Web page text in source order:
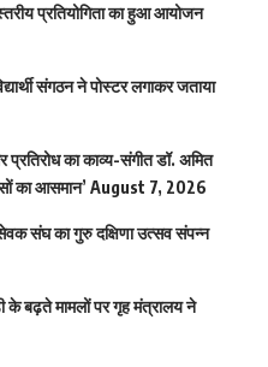
प्रतियोगिता का हुआ आयोजन
संगठन ने पोस्टर लगाकर जताया
का काव्य-संगीत डॉ. अमित
का आसमान’ August 7, 2026
संघ का गुरु दक्षिणा उत्सव संपन्न
के बढ़ते मामलों पर गृह मंत्रालय ने